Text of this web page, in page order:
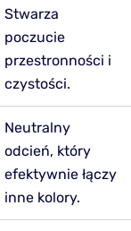
Stwarza
poczucie
przestronności i
czystości.
Neutralny
odcień, który
efektywnie łączy
inne kolory.